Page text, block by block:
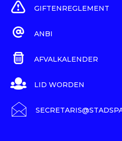
GIFTENREGLEMENT
ANBI
AFVALKALENDER
LID WORDEN